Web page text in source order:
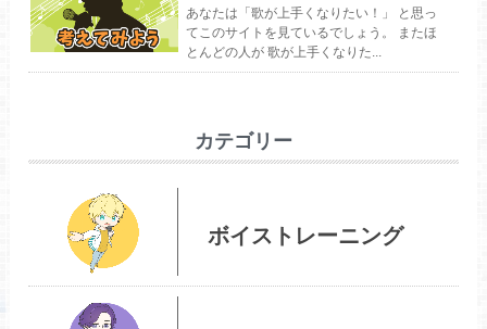
あなたは「歌が上手くなりたい！」 と思っ
てこのサイトを見ているでしょう。 またほ
とんどの人が 歌が上手くなりた...
カテゴリー
ボイストレーニング